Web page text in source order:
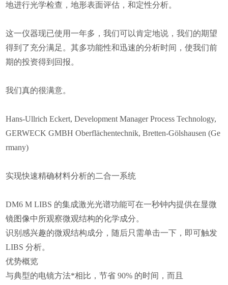
地进行光学检查，地形表面评估，和定性分析。
这一仪器现已使用一年多，我们可以肯定地说，我们的期望
得到了充分满足。其多功能性和迅速的分析时间，使我们前
期的投资得到回报。
我们真的很满意。
Hans-Ullrich Eckert, Development Manager Process Technology,
GERWECK GMBH Oberflächentechnik, Bretten-Gölshausen (Ge
rmany)
实现快速精确材料分析的二合一系统
DM6 M LIBS 的集成激光光谱功能可在一秒钟内提供在显微
镜图像中所观察微观结构的化学成分。
识别感兴趣的微观结构成分，随后只需单击一下，即可触发
LIBS 分析。
优势概览
与典型的电镜方法*相比，节省 90% 的时间，而且